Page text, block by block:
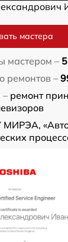
мастера
мастером –
ремонтов –
– ремонт
МИРЭА,